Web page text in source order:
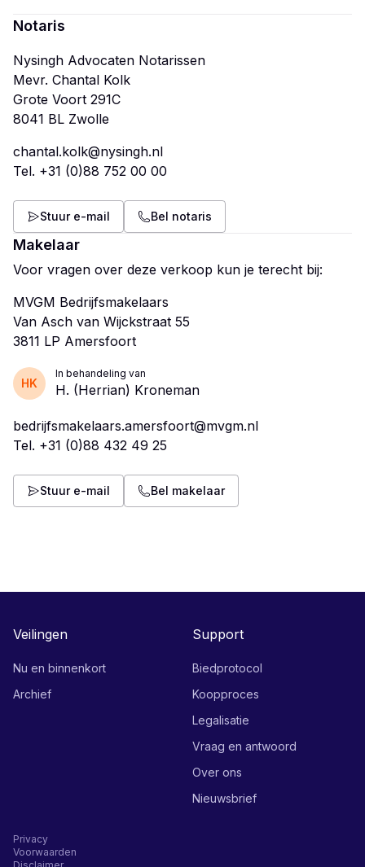
Notaris
Nysingh Advocaten Notarissen
Mevr. Chantal Kolk
Grote Voort 291C
chantal.kolk@nysingh.nl
Tel. +31 (0)88 752 00 00
Stuur e-mail Bel notaris
Makelaar
Voor vragen over deze verkoop kun je terecht bij:
MVGM Bedrijfsmakelaars
Van Asch van Wijckstraat 55
HK
In behandeling van
H. (Herrian) Kroneman
bedrijfsmakelaars.amersfoort@mvgm.nl
Tel. +31 (0)88 432 49 25
Stuur e-mail Bel makelaar
Veilingen
Nu en binnenkort
Archief
Support
Biedprotocol
Koopproces
Legalisatie
Vraag en antwoord
Over ons
Nieuwsbrief
Privacy
Voorwaarden